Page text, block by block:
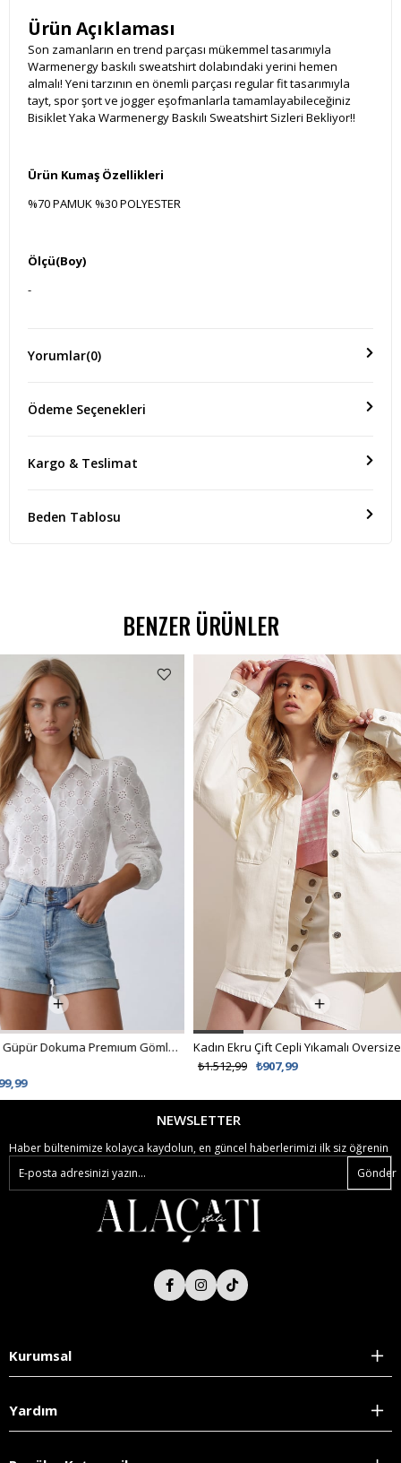
Ürün Açıklaması
Son zamanların en trend parçası mükemmel tasarımıyla
Warmenergy baskılı sweatshirt dolabındaki yerini hemen
almalı! Yeni tarzının en önemli parçası regular fit tasarımıyla
tayt, spor şort ve jogger eşofmanlarla tamamlayabileceğiniz
Bisiklet Yaka Warmenergy Baskılı Sweatshirt Sizleri Bekliyor!!
Ürün Kumaş Özellikleri
%70 PAMUK %30 POLYESTER
Ölçü(Boy)
-
Yorumlar(0)
Ödeme Seçenekleri
Kargo & Teslimat
Beden Tablosu
BENZER ÜRÜNLER
Kadın Ekru Çift Cepli Yıkamalı Oversize Denim Ceket ALC-X8152
%62 İNDİRİM
₺299,00
₺538,99
NEWSLETTER
Haber bültenimize kolayca kaydolun, en güncel haberlerimizi ilk siz öğrenin
Gönder
Kurumsal
Yardım